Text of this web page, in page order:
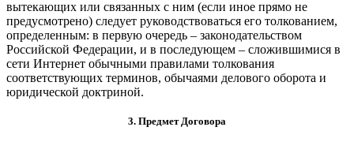
вытекающих или связанных с ним (если иное прямо не
предусмотрено) следует руководствоваться его толкованием,
определенным: в первую очередь – законодательством
Российской Федерации, и в последующем – сложившимися в
сети Интернет обычными правилами толкования
соответствующих терминов, обычаями делового оборота и
юридической доктриной.
3. Предмет Договора